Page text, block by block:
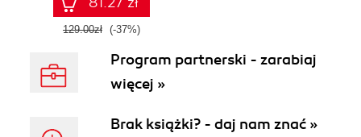
129.00zł (-37%)
Program partnerski - zarabiaj
więcej »
Brak książki? - daj nam znać »